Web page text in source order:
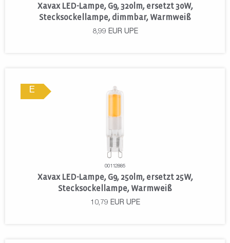
Xavax LED-Lampe, G9, 320lm, ersetzt 30W,
Stecksockellampe, dimmbar, Warmweiß
8,99 EUR UPE
E
00112885
Xavax LED-Lampe, G9, 250lm, ersetzt 25W,
Stecksockellampe, Warmweiß
10,79 EUR UPE